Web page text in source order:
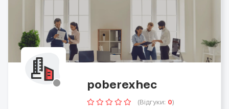
poberexhec
(Відгуки: 0)